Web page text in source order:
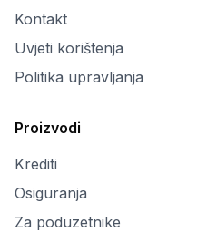
Kontakt
Uvjeti korištenja
Politika upravljanja
Proizvodi
Krediti
Osiguranja
Za poduzetnike